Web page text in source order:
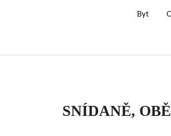
Byt
SNÍDANĚ,